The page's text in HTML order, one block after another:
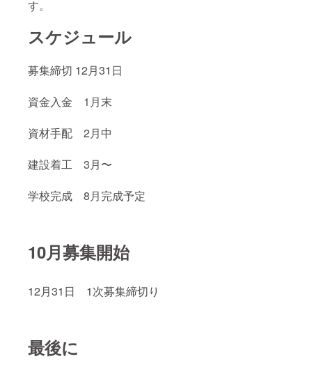
す。
スケジュール
募集締切 12月31日
資金入金 1月末
資材手配 2月中
建設着工 3月〜
学校完成 8月完成予定
10月募集開始
12月31日 1次募集締切り
最後に